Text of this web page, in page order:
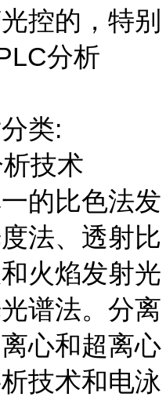
控的，特别
分析
类:
技术
的比色法发
法、透射比
火焰发射光
谱法。分离
心和超离心
技术和电泳